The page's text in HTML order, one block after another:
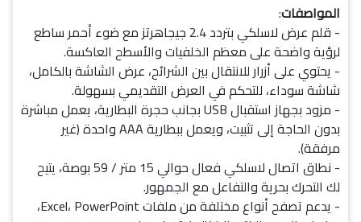
المواصفات:
- قلم عرض لاسلكي بتردد 2.4 جيجاهرتز مع ضوء أحمر ساطع
لرؤية واضحة على معظم الخلفيات والأسطح العاكسة.
- يحتوي على أزرار للانتقال بين الشرائح، عرض الشاشة بالكامل،
شاشة سوداء، للتحكم في العرض التقديمي بسهولة.
- مزود بجهاز استقبال USB بجانب حجرة البطارية، يعمل مباشرة
بدون الحاجة إلى تثبيت، ويعمل ببطارية AAA واحدة (غير
مرفقة).
- نطاق اتصال لاسلكي فعال حوالي 15 متر / 59 بوصة، يتيح
لك التحرك بحرية والتفاعل مع الجمهور.
- يدعم تصفح أنواع مختلفة من ملفات Excel، PowerPoint،